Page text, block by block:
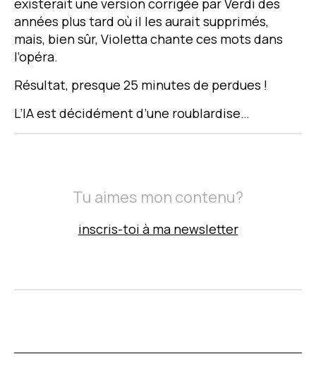
existerait une version corrigée par Verdi des
années plus tard où il les aurait supprimés,
mais, bien sûr, Violetta chante ces mots dans
l’opéra.
Résultat, presque 25 minutes de perdues !
L’IA est décidément d’une roublardise…
Tu aimes mon contenu?
inscris-toi à ma newsletter